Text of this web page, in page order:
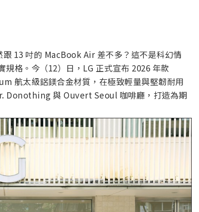
13 吋的 MacBook Air 差不多？這不是科幻情
格。今（12）日，LG 正式宣布 2026 年款
航太級鋁鎂合金材質，在極致輕量與堅韌耐用
Donothing 與 Ouvert Seoul 咖啡廳，打造為期